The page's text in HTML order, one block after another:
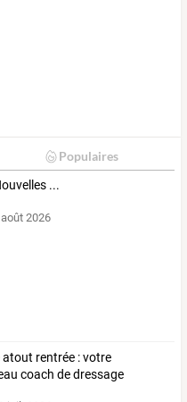
Populaires
...
2026
atout rentrée : votre
coach de dressage